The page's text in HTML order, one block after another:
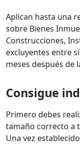
Aplican hasta una
sobre Bienes
Construcciones,
excluyentes entre
meses después de
Consigue
Primero debes
tamaño correcto a
Una vez